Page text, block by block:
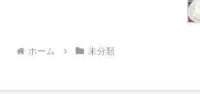
ホーム 未分類